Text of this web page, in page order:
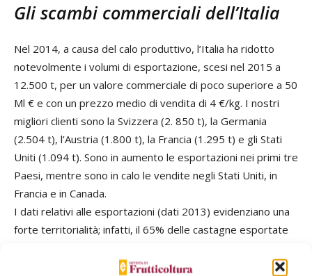
Gli scambi commerciali dell’Italia
Nel 2014, a causa del calo produttivo, l’Italia ha ridotto
notevolmente i volumi di esportazione, scesi nel 2015 a
12.500 t, per un valore commerciale di poco superiore a 50
Ml € e con un prezzo medio di vendita di 4 €/kg. I nostri
migliori clienti sono la Svizzera (2. 850 t), la Germania
(2.504 t), l’Austria (1.800 t), la Francia (1.295 t) e gli Stati
Uniti (1.094 t). Sono in aumento le esportazioni nei primi tre
Paesi, mentre sono in calo le vendite negli Stati Uniti, in
Francia e in Canada.
I dati relativi alle esportazioni (dati 2013) evidenziano una
forte territorialità; infatti, il 65% delle castagne esportate
rimanente quota è esportata dalle altre regioni italiane.